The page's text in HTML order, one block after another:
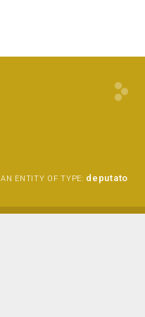
AN ENTITY OF TYPE: deputato